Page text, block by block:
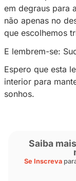
A
individuais.
histórias
esforço é um
que
obstáculos. A
testemunho
evolução do